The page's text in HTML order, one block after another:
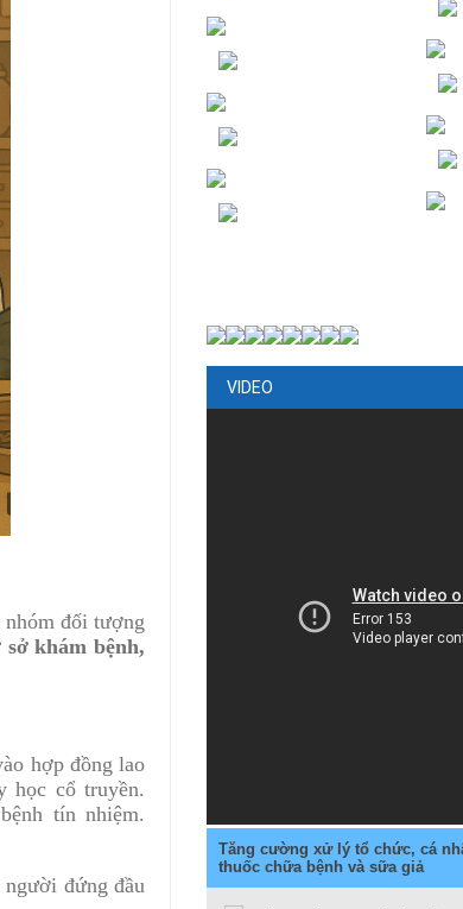
đối tượng
khám bệnh,
hợp đồng lao
học cổ truyền.
tín nhiệm.
người đứng đầu
VIDEO
Tăng cường xử lý tổ chức, cá
thuốc chữa bệnh và sữa giả